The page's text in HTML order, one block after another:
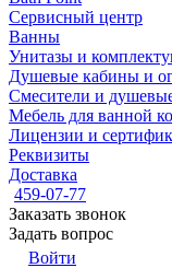
Сервисный центр
Ванны
Унитазы и
Душевые кабины и
Смесители и
Мебель для ванной
Лицензии и
Реквизиты
Доставка
459-07-77
Заказать звонок
Задать вопрос
Войти